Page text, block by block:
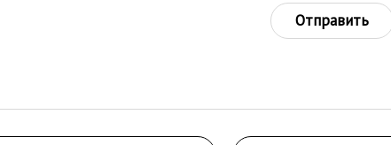
Отправить